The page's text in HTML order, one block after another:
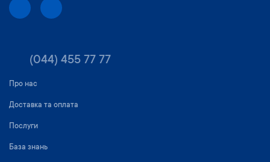
(044) 455 77 77
Про нас
Доставка та оплата
Послуги
База знань